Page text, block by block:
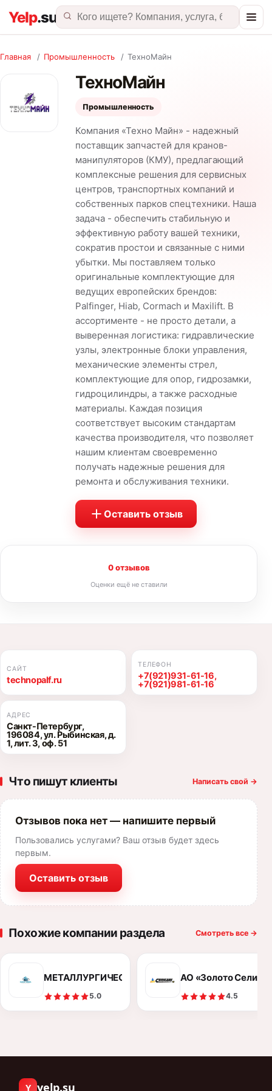
Главная / Промышленность / ТехноМайн
ТехноМайн
Промышленность
Компания «Техно Майн» - надежный
поставщик запчастей для кранов-
манипуляторов (КМУ), предлагающий
комплексные решения для сервисных
центров, транспортных компаний и
собственных парков спецтехники. Наша
задача - обеспечить стабильную и
эффективную работу вашей техники,
сократив простои и связанные с ними
убытки. Мы поставляем только
оригинальные комплектующие для
ведущих европейских брендов:
Palfinger, Hiab, Cormach и Maxilift. В
ассортименте - не просто детали, а
выверенная логистика: гидравлические
узлы, электронные блоки управления,
механические элементы стрел,
комплектующие для опор, гидрозамки,
гидроцилиндры, а также расходные
материалы. Каждая позиция
соответствует высоким стандартам
качества производителя, что позволяет
нашим клиентам своевременно
получать надежные решения для
ремонта и обслуживания техники.
Оставить отзыв
0 отзывов
Оценки ещё не ставили
САЙТ
technopalf.ru
ТЕЛЕФОН
+7(921)931-61-16,
+7(921)981-61-16
АДРЕС
Санкт-Петербург,
196084, ул. Рыбинская, д.
1, лит. 3, оф. 51
Что пишут клиенты Написать свой →
Отзывов пока нет — напишите первый
Пользовались услугами? Ваш отзыв будет здесь
первым.
Оставить отзыв
Похожие компании раздела Смотреть все →
МЕТАЛЛУРГИЧЕСКИЙ КОМБИНАТ «ЕВРОСТАЛЬ»
5.0
АО «Золото
4.5
Y yelp.su